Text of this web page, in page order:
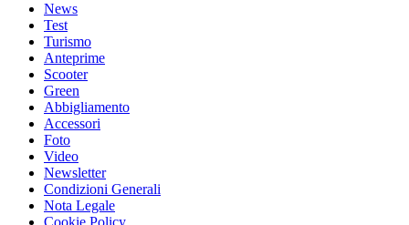
News
Test
Turismo
Anteprime
Scooter
Green
Abbigliamento
Accessori
Foto
Video
Newsletter
Condizioni Generali
Nota Legale